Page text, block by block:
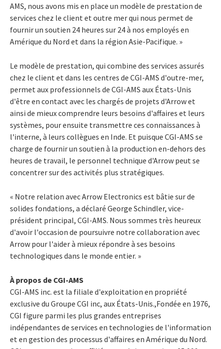
AMS, nous avons mis en place un modèle de prestation de
services chez le client et outre mer qui nous permet de
fournir un soutien 24 heures sur 24 à nos employés en
Amérique du Nord et dans la région Asie-Pacifique. »
Le modèle de prestation, qui combine des services assurés
chez le client et dans les centres de CGI-AMS d'outre-mer,
permet aux professionnels de CGI-AMS aux États-Unis
d'être en contact avec les chargés de projets d'Arrow et
ainsi de mieux comprendre leurs besoins d'affaires et leurs
systèmes, pour ensuite transmettre ces connaissances à
l'interne, à leurs collègues en Inde. Et puisque CGI-AMS se
charge de fournir un soutien à la production en-dehors des
heures de travail, le personnel technique d'Arrow peut se
concentrer sur des activités plus stratégiques.
« Notre relation avec Arrow Electronics est bâtie sur de
solides fondations, a déclaré George Schindler, vice-
président principal, CGI-AMS. Nous sommes très heureux
d'avoir l'occasion de poursuivre notre collaboration avec
Arrow pour l'aider à mieux répondre à ses besoins
technologiques dans le monde entier. »
À propos de CGI-AMS
CGI-AMS inc. est la filiale d'exploitation en propriété
exclusive du Groupe CGI inc, aux États-Unis.,Fondée en 1976,
CGI figure parmi les plus grandes entreprises
indépendantes de services en technologies de l'information
et en gestion des processus d'affaires en Amérique du Nord.